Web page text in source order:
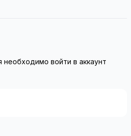
войти в аккаунт